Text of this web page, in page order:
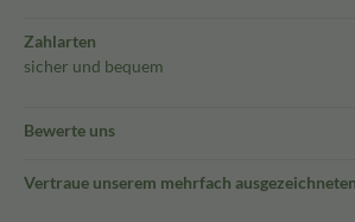
Zahlarten
sicher und bequem
Bewerte uns
Vertraue unserem mehrfach